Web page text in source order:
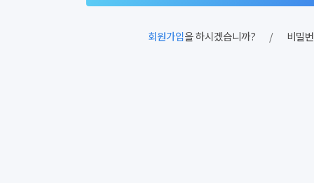
회원가입을 하시겠습니까? / 비밀